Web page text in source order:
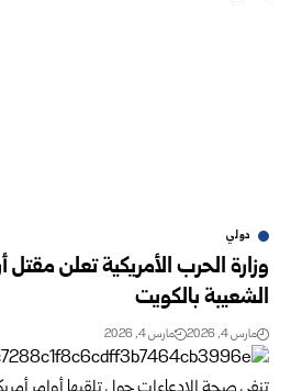
دولي
وزارة الحرب الأمريكية تعلن مقتل
الشعيبة بالكويت
مارس 4, 2026 مارس 4, 2026